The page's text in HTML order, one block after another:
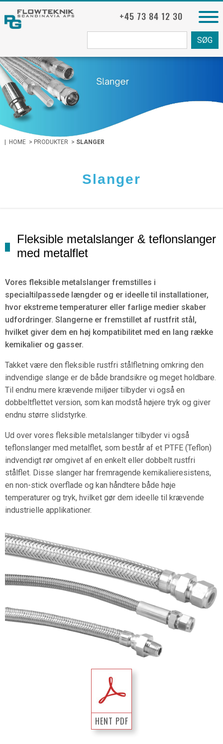
+45 73 84 12 30
HOME> PRODUKTER > SLANGER
Slanger
Fleksible metalslanger & teflonslanger
med metalflet
Vores fleksible metalslanger fremstilles i
specialtilpassede længder og er ideelle til installationer,
hvor ekstreme temperaturer eller farlige medier skaber
udfordringer. Slangerne er fremstillet af rustfrit stål,
hvilket giver dem en høj kompatibilitet med en lang række
kemikalier og gasser.
Takket være den fleksible rustfri stålfletning omkring den
indvendige slange er de både brandsikre og meget holdbare.
Til endnu mere krævende miljøer tilbyder vi også en
dobbeltflettet version, som kan modstå højere tryk og giver
endnu større slidstyrke.
Ud over vores fleksible metalslanger tilbyder vi også
teflonslanger med metalflet, som består af et PTFE (Teflon)
indvendigt rør omgivet af en enkelt eller dobbelt rustfri
stålflet. Disse slanger har fremragende kemikalieresistens,
en non-stick overflade og kan håndtere både høje
temperaturer og tryk, hvilket gør dem ideelle til krævende
industrielle applikationer.
HENT PDF